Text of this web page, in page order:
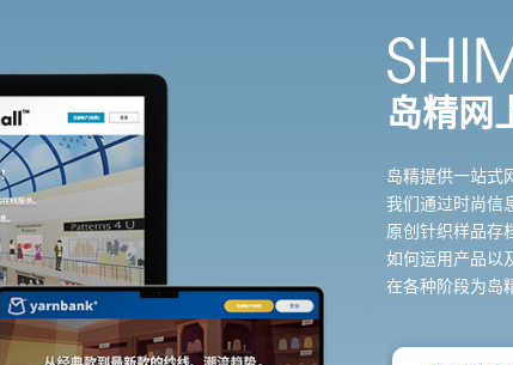
岛精网
岛精提供一站式
我们通过时尚信
原创针织样品存
如何运用产品以
在各种阶段为岛